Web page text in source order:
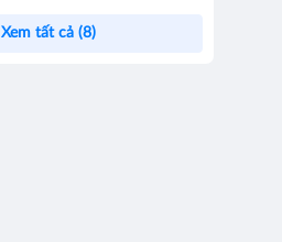
Xem tất cả (8)